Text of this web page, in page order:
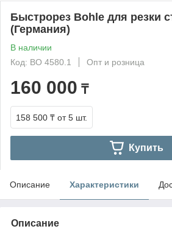
Быстрорез Bohle для резки
(Германия)
В наличии
Код: BO 4580.1
Опт и розница
160 000 ₸
158 500 ₸ от 5 шт.
Купить
Описание Характеристики
Описание